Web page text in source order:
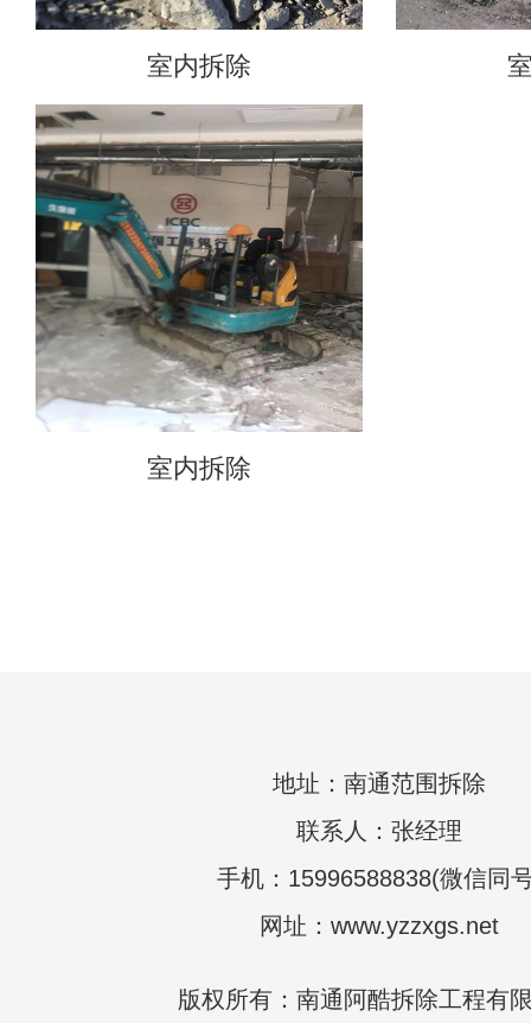
室内拆除
室内拆除
地址：南通范围拆除
联系人：张经理
手机：15996588838(微信同
网址：www.yzzxgs.net
版权所有：南通阿酷拆除工程有